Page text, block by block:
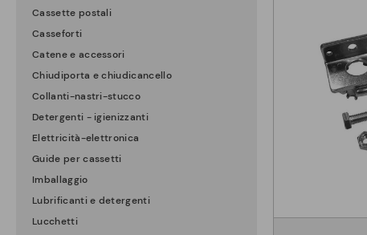
Cassette postali
Casseforti
Catene e accessori
Chiudiporta e chiudicancello
Collanti-nastri-stucco
Detergenti - igienizzanti
Elettricità-elettronica
Guide per cassetti
Imballaggio
Lubrificanti e detergenti
Lucchetti